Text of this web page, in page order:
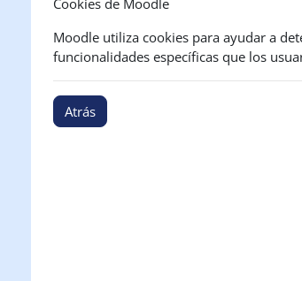
Cookies de Moodle
Moodle utiliza cookies para ayudar a
funcionalidades específicas que los
Atrás